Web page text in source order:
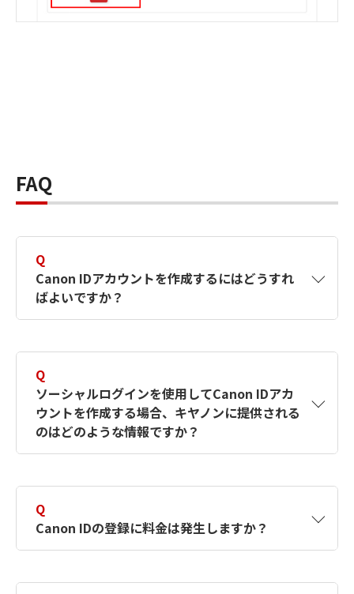
FAQ
Q
Canon IDアカウントを作成するにはどうすれ
ばよいですか？
す。詳しい作成方法は【カメラ】Canon IDとは
何ですか？Canon IDの作成方法は？をご確認く
ださい。
Q
ソーシャルログインを使用してCanon IDアカ
ウントを作成する場合、キヤノンに提供される
のはどのような情報ですか？
択したサービスから取得します。アカウントを
簡単に作成できるように、この情報を使用して
Canon IDの登録フォームを入力します。
Q
Canon IDの登録に料金は発生しますか？